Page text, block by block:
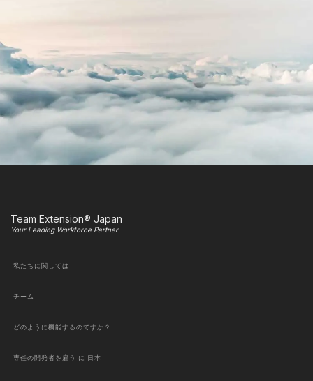
Team Extension® Japan
Your Leading Workforce Partner
私たちに関しては
チーム
どのように機能するのですか？
専任の開発者を雇う に 日本